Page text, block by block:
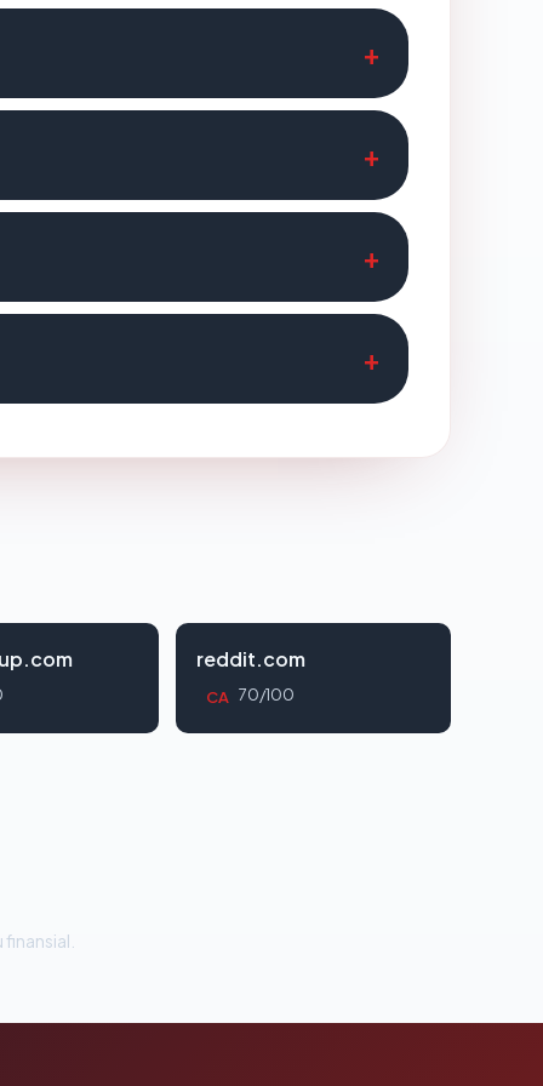
reddit.com
CA 70/100